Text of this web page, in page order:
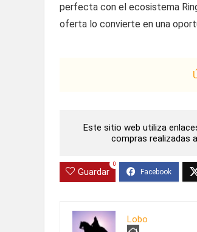
perfecta con el ecosistema
oferta lo convierte en una
Este sitio web utiliza
compras realizadas
Guardar
0
Lobo